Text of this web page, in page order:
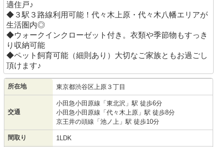
適住戸♪
◆３駅３路線利用可能！代々木上原・代々木八幡エリアが
生活圏内◎
◆ウォークインクローゼット付き。衣類や季節物もすっき
り収納可能
◆ペット飼育可能（細則あり）大切なご家族ともお過ごし
頂けます♪
所在地 東京都渋谷区上原 ３丁目
交通
小田急小田原線 「 東北沢 」駅 徒歩6分
小田急小田原線 「 代々木上原 」駅 徒歩8分
京王井の頭線 「 池ノ上 」駅 徒歩10分
間取り 1LDK